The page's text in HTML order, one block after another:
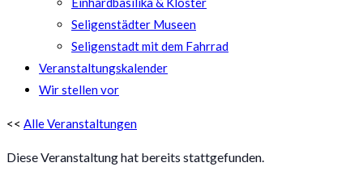
Seligenstädter Museen
Seligenstadt mit dem Fahrrad
Veranstaltungskalender
Wir stellen vor
<< Alle Veranstaltungen
Diese Veranstaltung hat bereits stattgefunden.